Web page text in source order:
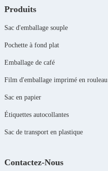
Produits
Sac d'emballage souple
Pochette à fond plat
Emballage de café
Film d'emballage imprimé en rouleau
Sac en papier
Étiquettes autocollantes
Sac de transport en plastique
Contactez-Nous